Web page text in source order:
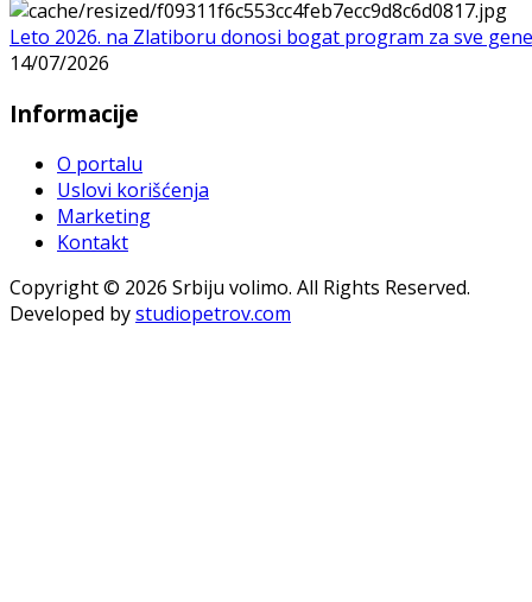
Leto 2026. na Zlatiboru donosi bogat program za sve
14/07/2026
Informacije
O portalu
Uslovi korišćenja
Marketing
Kontakt
Copyright © 2026 Srbiju volimo. All Rights Reserved.
Developed bystudiopetrov.com